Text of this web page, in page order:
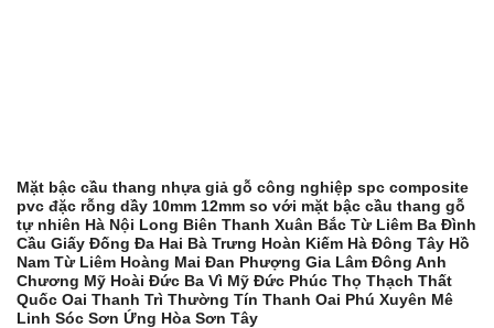
Mặt bậc cầu thang nhựa giả gỗ công nghiệp spc composite
pvc đặc rỗng dầy 10mm 12mm so với mặt bậc cầu thang gỗ
tự nhiên Hà Nội Long Biên Thanh Xuân Bắc Từ Liêm Ba Đình
Cầu Giấy Đống Đa Hai Bà Trưng Hoàn Kiếm Hà Đông Tây Hồ
Nam Từ Liêm Hoàng Mai Đan Phượng Gia Lâm Đông Anh
Chương Mỹ Hoài Đức Ba Vì Mỹ Đức Phúc Thọ Thạch Thất
Quốc Oai Thanh Trì Thường Tín Thanh Oai Phú Xuyên Mê
Linh Sóc Sơn Ứng Hòa Sơn Tây